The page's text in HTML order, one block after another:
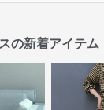
の新着アイテム